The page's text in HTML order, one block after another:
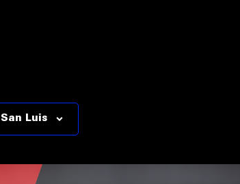
San Luis